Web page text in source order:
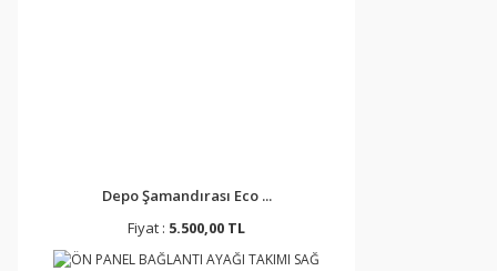
Depo Şamandırası Eco ...
Fiyat : 5.500,00 TL